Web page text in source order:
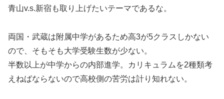
青山v.s.新宿も取り上げたいテーマであるな。
両国・武蔵は附属中学があるため高3が5クラスしかない
ので、そもそも大学受験生数が少ない。
半数以上が中学からの内部進学。カリキュラムを2種類考
えねばならないので高校側の苦労は計り知れない。